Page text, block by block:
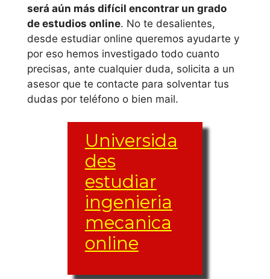
será aún más difícil encontrar un grado
de estudios online. No te desalientes,
desde estudiar online queremos ayudarte y
por eso hemos investigado todo cuanto
precisas, ante cualquier duda, solicita a un
asesor que te contacte para solventar tus
dudas por teléfono o bien mail.
Universida
des
estudiar
ingenieria
mecanica
online